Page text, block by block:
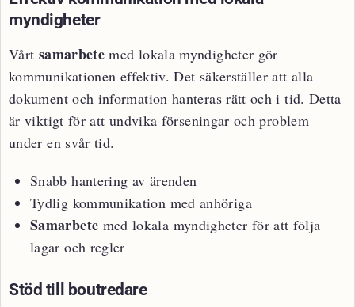
myndigheter
Vårt samarbete med lokala myndigheter gör
kommunikationen effektiv. Det säkerställer att alla
dokument och information hanteras rätt och i tid. Detta
är viktigt för att undvika förseningar och problem
under en svår tid.
Snabb hantering av ärenden
Tydlig kommunikation med anhöriga
Samarbete med lokala myndigheter för att följa
lagar och regler
Stöd till boutredare